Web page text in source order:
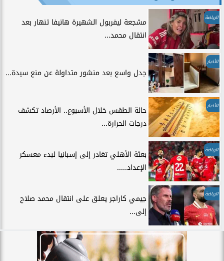
الرياضة
مشجعة ليفربول الشهيرة هانيفا تنهار بعد
انتقال محمد...
الأخبار
جدل واسع بعد منشور متداولة عن منع سيدة...
الأخبار
حالة الطقس خلال الأسبوع.. الأرصاد تكشف
درجات الحرارة...
الرياضة
بعثة الأهلي تغادر إلى إسبانيا لبدء معسكر
الإعداد.....
الرياضة
جيمي كاراجر يعلق على انتقال محمد صلاح
إلى...